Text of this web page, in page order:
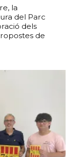
la
del Parc
dels
de